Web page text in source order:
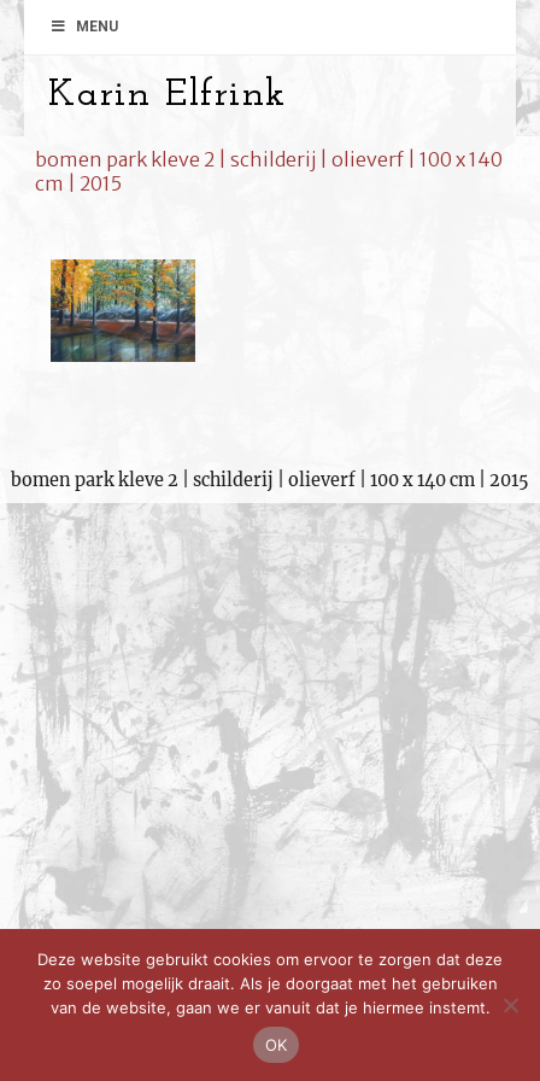
MENU
Karin Elfrink
bomen park kleve 2 | schilderij | olieverf | 100 x 140
cm | 2015
bomen park kleve 2 | schilderij | olieverf | 100 x 140 cm | 2015
Deze website gebruikt cookies om ervoor te zorgen dat deze
zo soepel mogelijk draait. Als je doorgaat met het gebruiken
van de website, gaan we er vanuit dat je hiermee instemt.
OK